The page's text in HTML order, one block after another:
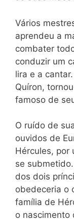
Vários
aprendeu a
combater
conduzir um
lira e a
Quíron,
famoso de
O ruído de
ouvidos de
Hércules, por
se
dos dois
obedeceria o
família de
o nascimento